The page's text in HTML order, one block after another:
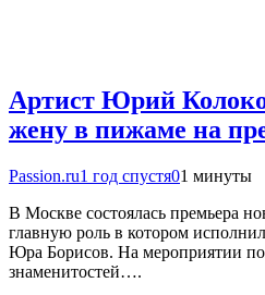
Артист Юрий
жену в пижаме на
Passion.ru1 год спустя01 минуты
В Москве состоялась премьера
главную роль в котором
Юра Борисов. На мероприятии
знаменитостей….